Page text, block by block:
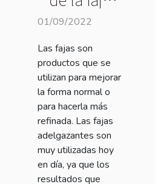
adelgazante
01/09/2022
Las fajas son
productos que se
utilizan para mejorar
la forma normal o
para hacerla más
refinada. Las fajas
adelgazantes son
muy utilizadas hoy
en día, ya que los
resultados que